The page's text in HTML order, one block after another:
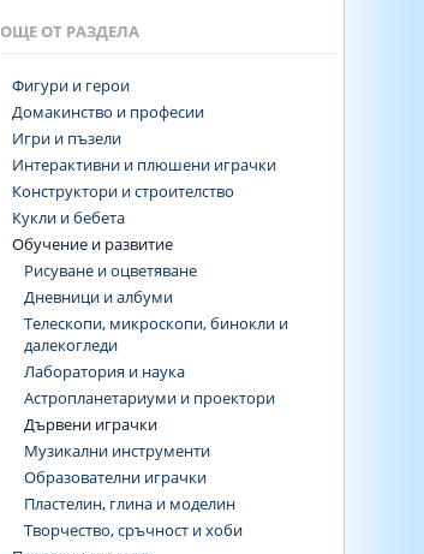
ОЩЕ ОТ РАЗДЕЛА
Фигури и герои
Домакинство и професии
Игри и пъзели
Интерактивни и плюшени играчки
Конструктори и строителство
Кукли и бебета
Обучение и развитие
Рисуване и оцветяване
Дневници и албуми
Телескопи, микроскопи, бинокли и
далекогледи
Лаборатория и наука
Астропланетариуми и проектори
Дървени играчки
Музикални инструменти
Образователни играчки
Пластелин, глина и моделин
Творчество, сръчност и хоби